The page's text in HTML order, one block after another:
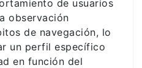
de usuarios
observación
de navegación, lo
un perfil específico
en función del